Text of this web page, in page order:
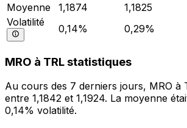
Moyenne
1,1874 1,1825
Volatilité
0,14% 0,29%
MRO à TRL statistiques
Au cours des 7 derniers jours, MRO à
entre 1,1842 et 1,1924. La moyenne
0,14% volatilité.